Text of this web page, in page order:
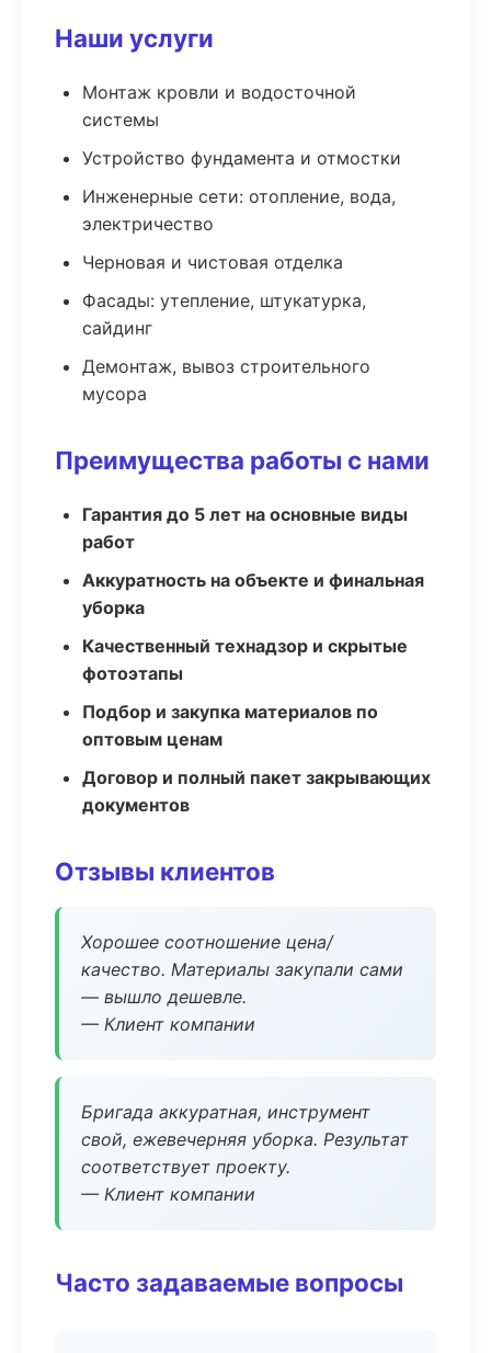
Наши услуги
Монтаж кровли и водосточной
системы
Устройство фундамента и отмостки
Инженерные сети: отопление, вода,
электричество
Черновая и чистовая отделка
Фасады: утепление, штукатурка,
сайдинг
Демонтаж, вывоз строительного
мусора
Преимущества работы с нами
Гарантия до 5 лет на основные виды
работ
Аккуратность на объекте и финальная
уборка
Качественный технадзор и скрытые
фотоэтапы
Подбор и закупка материалов по
оптовым ценам
Договор и полный пакет закрывающих
документов
Отзывы клиентов
Хорошее соотношение цена/
качество. Материалы закупали сами
— вышло дешевле.
— Клиент компании
Бригада аккуратная, инструмент
свой, ежевечерняя уборка. Результат
соответствует проекту.
— Клиент компании
Часто задаваемые вопросы